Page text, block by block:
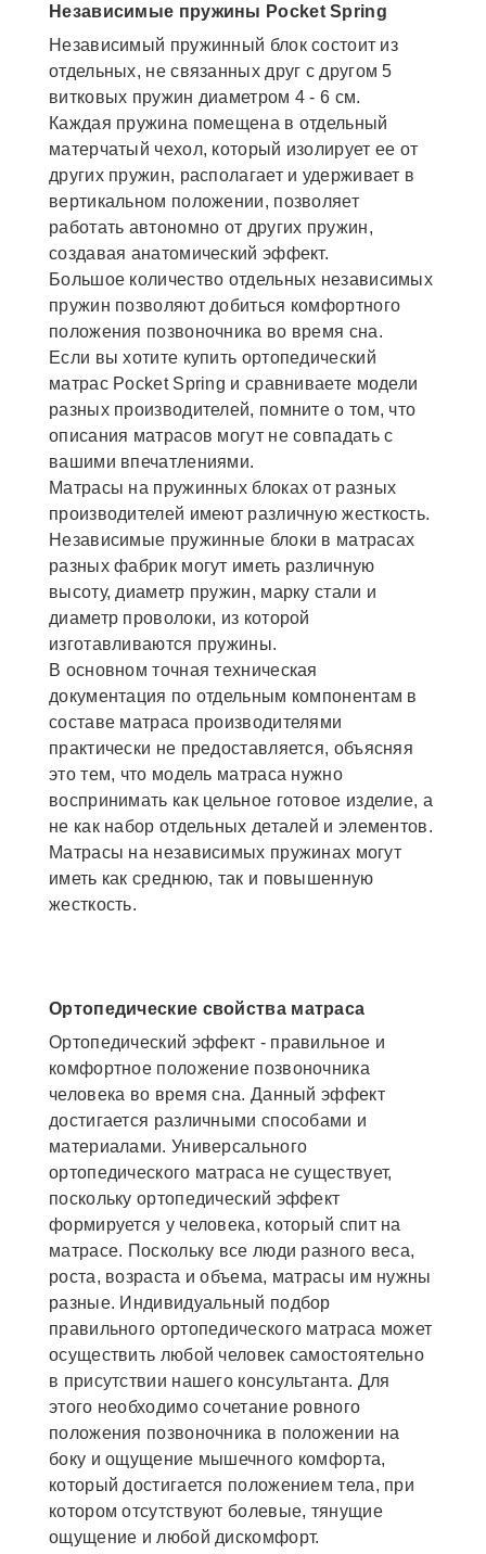
Независимые пружины Pocket Spring
Независимый пружинный блок состоит из
отдельных, не связанных друг с другом 5
витковых пружин диаметром 4 - 6 см.
Каждая пружина помещена в отдельный
матерчатый чехол, который изолирует ее от
других пружин, располагает и удерживает в
вертикальном положении, позволяет
работать автономно от других пружин,
создавая анатомический эффект.
Большое количество отдельных независимых
пружин позволяют добиться комфортного
положения позвоночника во время сна.
Если вы хотите купить ортопедический
матрас Pocket Spring и сравниваете модели
разных производителей, помните о том, что
описания матрасов могут не совпадать с
вашими впечатлениями.
Матрасы на пружинных блоках от разных
производителей имеют различную жесткость.
Независимые пружинные блоки в матрасах
разных фабрик могут иметь различную
высоту, диаметр пружин, марку стали и
диаметр проволоки, из которой
изготавливаются пружины.
В основном точная техническая
документация по отдельным компонентам в
составе матраса производителями
практически не предоставляется, объясняя
это тем, что модель матраса нужно
воспринимать как цельное готовое изделие, а
не как набор отдельных деталей и элементов.
Матрасы на независимых пружинах могут
иметь как среднюю, так и повышенную
жесткость.
Ортопедические свойства матраса
Ортопедический эффект - правильное и
комфортное положение позвоночника
человека во время сна. Данный эффект
достигается различными способами и
материалами. Универсального
ортопедического матраса не существует,
поскольку ортопедический эффект
формируется у человека, который спит на
матрасе. Поскольку все люди разного веса,
роста, возраста и объема, матрасы им нужны
разные. Индивидуальный подбор
правильного ортопедического матраса может
осуществить любой человек самостоятельно
в присутствии нашего консультанта. Для
этого необходимо сочетание ровного
положения позвоночника в положении на
боку и ощущение мышечного комфорта,
который достигается положением тела, при
котором отсутствуют болевые, тянущие
ощущение и любой дискомфорт.